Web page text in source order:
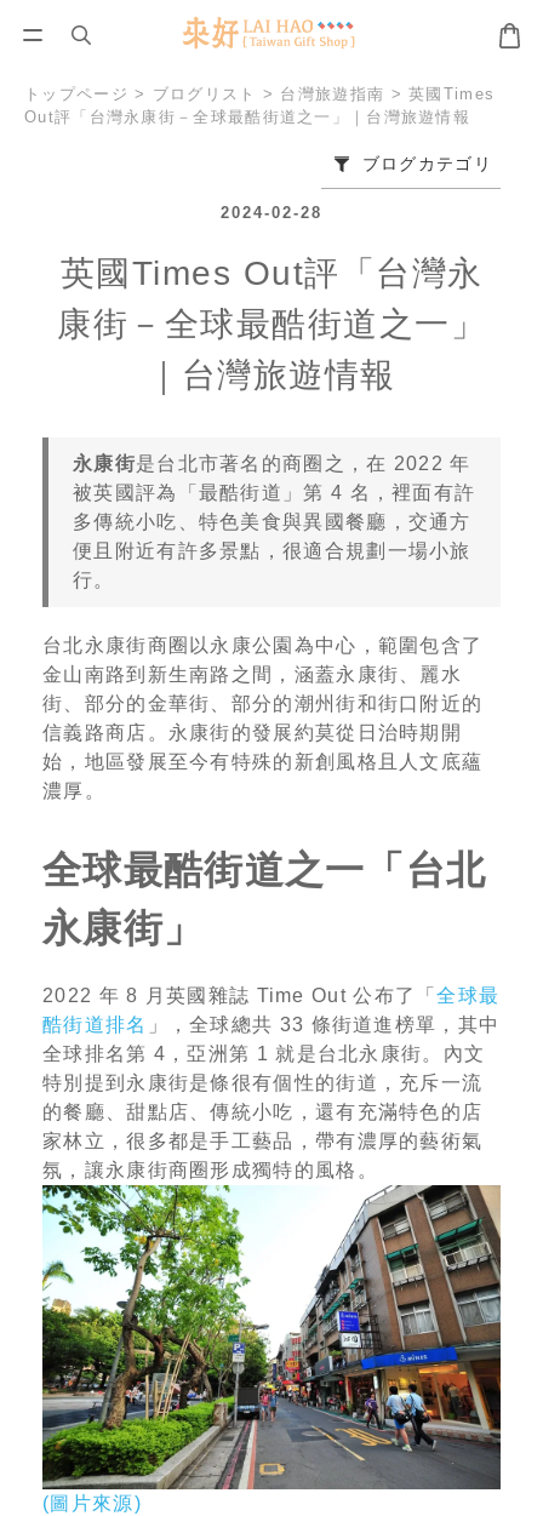
トップページ > ブログリスト > 台灣旅遊指南 >英國Times
Out評「台灣永康街－全球最酷街道之一」｜台灣旅遊情報
ブログカテゴリ
2024-02-28
英國Times Out評「台灣永
康街－全球最酷街道之一」
｜台灣旅遊情報
永康街是台北市著名的商圈之，在 2022 年
被英國評為「最酷街道」第 4 名，裡面有許
多傳統小吃、特色美食與異國餐廳，交通方
便且附近有許多景點，很適合規劃一場小旅
行。
台北永康街商圈以永康公園為中心，範圍包含了
金山南路到新生南路之間，涵蓋永康街、麗水
街、部分的金華街、部分的潮州街和街口附近的
信義路商店。永康街的發展約莫從日治時期開
始，地區發展至今有特殊的新創風格且人文底蘊
濃厚。
全球最酷街道之一「台北
永康街」
2022 年 8 月英國雜誌 Time Out 公布了「全球最
酷街道排名 」，全球總共 33 條街道進榜單，其中
全球排名第 4，亞洲第 1 就是台北永康街。內文
特別提到永康街是條很有個性的街道，充斥一流
的餐廳、甜點店、傳統小吃，還有充滿特色的店
家林立，很多都是手工藝品，帶有濃厚的藝術氣
氛，讓永康街商圈形成獨特的風格。
(圖片來源)